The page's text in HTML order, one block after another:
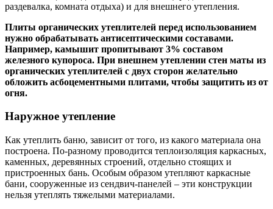
раздевалка, комната отдыха) и для внешнего утепления.
Плиты органических утеплителей перед использованием
нужно обрабатывать антисептическими составами.
Например, камышит пропитывают 3% составом
железного купороса. При внешнем утеплении стен маты из
органических утеплителей с двух сторон желательно
обложить асбоцементными плитами, чтобы защитить из от
огня.
Наружное утепление
Как утеплить баню, зависит от того, из какого материала она
построена. По-разному проводится теплоизоляция каркасных,
каменных, деревянных строений, отдельно стоящих и
пристроенных бань. Особым образом утепляют каркасные
бани, сооруженные из сендвич-панелей – эти конструкции
нельзя утеплять тяжелыми материалами.